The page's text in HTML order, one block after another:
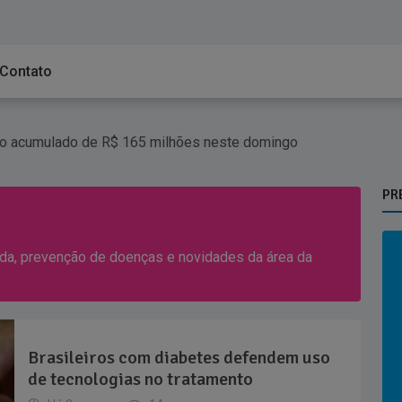
Contato
são ouro no Brasileiro de Ginástica
na queda de helicóptero eram avó, mãe e filha
acumulado de R$ 165 milhões neste domingo
prevenção de doenças e novidades da área da
Brasileiros com diabetes defendem uso
de tecnologias no tratamento